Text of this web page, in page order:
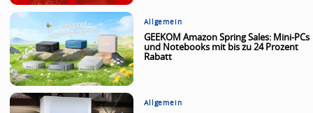
Allgemein
GEEKOM Amazon Spring Sales: Mini-PCs
und Notebooks mit bis zu 24 Prozent
Rabatt
Allgemein